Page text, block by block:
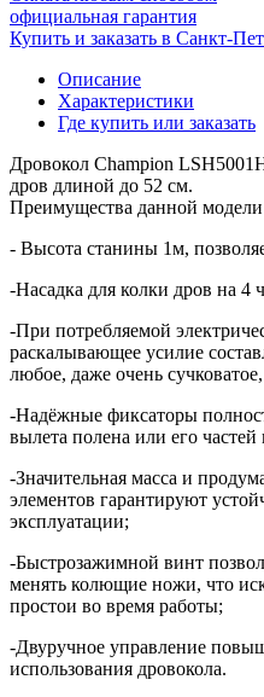
официальная гарантия
Купить и заказать в Санкт-
Описание
Характеристики
Где купить или заказать
​Дровокол Champion
дров длиной до 52 см.
Преимущества данной модели
- Высота станины 1м,
-Насадка для колки дров на 4
-При потребляемой
раскалывающее усилие
любое, даже очень
-Надёжные фиксаторы
вылета полена или его
-Значительная масса и
элементов гарантируют
эксплуатации;
-Быстрозажимной винт
менять колющие ножи, что
простои во время работы;
-Двуручное управление
использования дровокола.